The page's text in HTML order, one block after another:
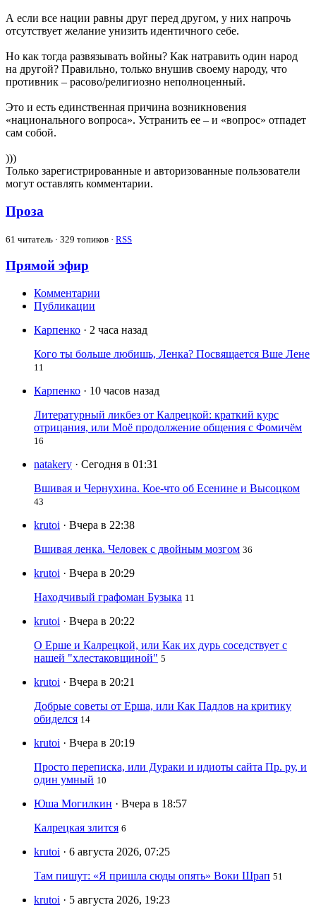
А если все нации равны друг перед другом, у них напрочь
отсутствует желание унизить идентичного себе.
Но как тогда развязывать войны? Как натравить один народ
на другой? Правильно, только внушив своему народу, что
противник – расово/религиозно неполноценный.
Это и есть единственная причина возникновения
«национального вопроса». Устранить ее – и «вопрос» отпадет
сам собой.
)))
Только зарегистрированные и авторизованные пользователи
могут оставлять комментарии.
Проза
61 читатель · 329 топиков · RSS
Прямой эфир
Комментарии
Публикации
Карпенко · 2 часа назад
Кого ты больше любишь, Ленка? Посвящается Вше Лене
11
Карпенко · 10 часов назад
Литературный ликбез от Калрецкой: краткий курс
отрицания, или Моё продолжение общения с Фомичём
16
natakery · Сегодня в 01:31
Вшивая и Чернухина. Кое-что об Есенине и Высоцком
43
krutoi · Вчера в 22:38
Вшивая ленка. Человек с двойным мозгом 36
krutoi · Вчера в 20:29
Находчивый графоман Бузыка 11
krutoi · Вчера в 20:22
О Ерше и Калрецкой, или Как их дурь соседствует с
нашей "хлестаковщиной" 5
krutoi · Вчера в 20:21
Добрые советы от Ерша, или Как Падлов на критику
обиделся 14
krutoi · Вчера в 20:19
Просто переписка, или Дураки и идиоты сайта Пр. ру, и
один умный 10
Юша Могилкин · Вчера в 18:57
Калрецкая злится 6
krutoi · 6 августа 2026, 07:25
Там пишут: «Я пришла сюды опять» Воки Шрап 51
krutoi · 5 августа 2026, 19:23